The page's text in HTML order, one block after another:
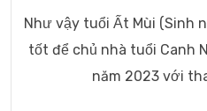
Như vậy tuổi Ất Mùi (Sinh
tốt để chủ nhà tuổi Canh
năm 2023 với